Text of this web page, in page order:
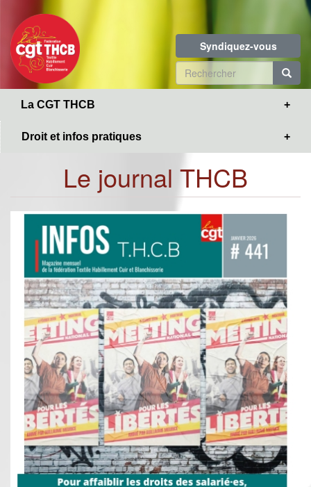
contenu
principal
Syndiquez-vous
Formulaire
de
La CGT THCB
Droit et infos pratiques
Le journal THCB